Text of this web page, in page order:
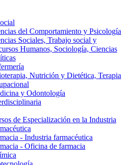
del Comportamiento y Psicología
Sociales, Trabajo social y
Humanos, Sociología, Ciencias
Nutrición y Dietética, Terapia
y Odontología
de Especialización en la Industria
- Industria farmacéutica
- Oficina de farmacia